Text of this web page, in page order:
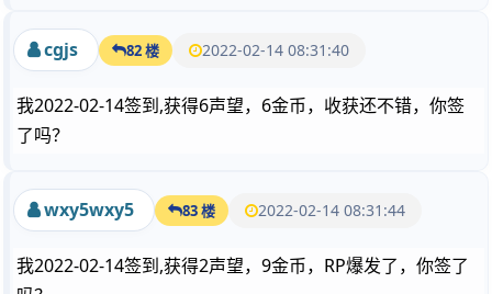
cgjs 82 楼 2022-02-14 08:31:40
我2022-02-14签到,获得6声望，6金币，收获还不错，你签
了吗？
wxy5wxy5 83 楼 2022-02-14 08:31:44
我2022-02-14签到,获得2声望，9金币，RP爆发了，你签了